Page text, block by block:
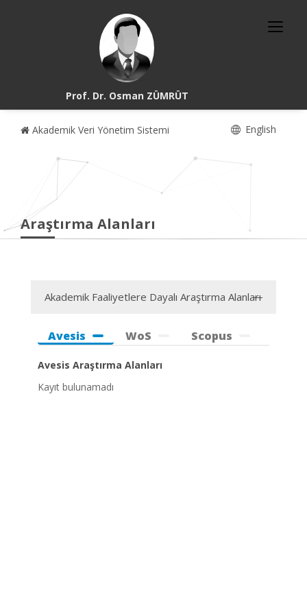
Prof. Dr. Osman ZÜMRÜT
Akademik Veri Yönetim Sistemi English
Araştırma Alanları
Akademik Faaliyetlere Dayalı Araştırma Alanları
Avesis WoS Scopus
Avesis Araştırma Alanları
Kayıt bulunamadı